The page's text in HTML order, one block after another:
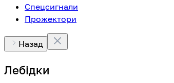
Спецсигнали
Прожектори
Назад
Лебідки